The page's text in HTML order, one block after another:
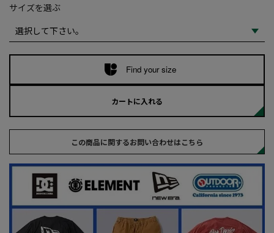
サイズを選ぶ
Find your size
カートに入れる
この商品に関するお問い合わせはこちら